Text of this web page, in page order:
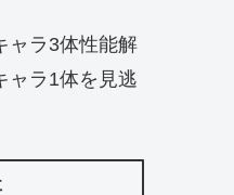
ャラ3体性能解
ャラ1体を見逃